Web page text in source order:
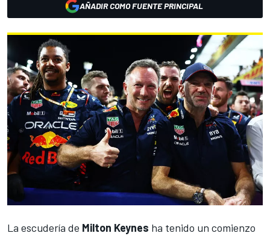
AÑADIR COMO FUENTE PRINCIPAL
La escudería de Milton Keynes ha tenido un comienzo